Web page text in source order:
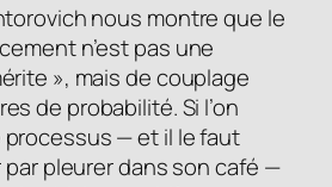
nous montre que le
n’est pas une
», mais de couplage
de probabilité. Si l’on
— et il le faut
par pleurer dans son café —